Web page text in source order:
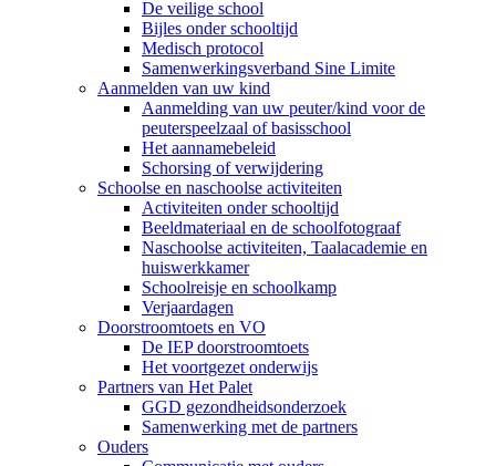
De veilige school
Bijles onder schooltijd
Medisch protocol
Samenwerkingsverband Sine Limite
Aanmelden van uw kind
Aanmelding van uw peuter/kind voor de
peuterspeelzaal of basisschool
Het aannamebeleid
Schorsing of verwijdering
Schoolse en naschoolse activiteiten
Activiteiten onder schooltijd
Beeldmateriaal en de schoolfotograaf
Naschoolse activiteiten, Taalacademie en
huiswerkkamer
Schoolreisje en schoolkamp
Verjaardagen
Doorstroomtoets en VO
De IEP doorstroomtoets
Het voortgezet onderwijs
Partners van Het Palet
GGD gezondheidsonderzoek
Samenwerking met de partners
Ouders